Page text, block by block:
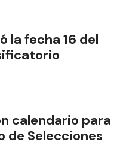
la fecha 16 del
calendario para
de Selecciones